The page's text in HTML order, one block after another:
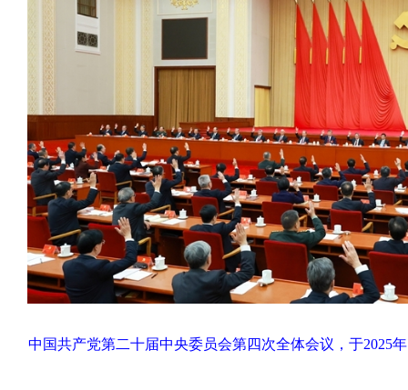
中国共产党第二十届中央委员会第四次全体会议，于2025